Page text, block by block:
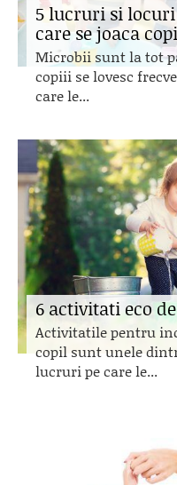
5 lucruri si
care se joaca
Microbii sunt la tot
copiii se lovesc
care le...
6 activitati eco
Activitatile pentru
copil sunt unele
lucruri pe care le...